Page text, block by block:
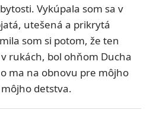
Vykúpala som sa v
utešená a prikrytá
som si potom, že ten
rukách, bol ohňom Ducha
ma na obnovu pre môjho
detstva.